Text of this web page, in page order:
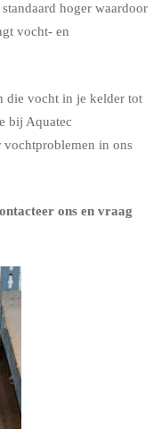
hoger waardoor
vocht- en
die vocht in je kelder tot
bij Aquatec
in ons
ons en vraag